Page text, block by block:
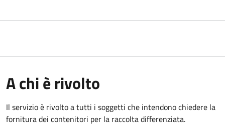
A chi è rivolto
Il servizio è rivolto a tutti i soggetti che intendono chiedere la
fornitura dei contenitori per la raccolta differenziata.